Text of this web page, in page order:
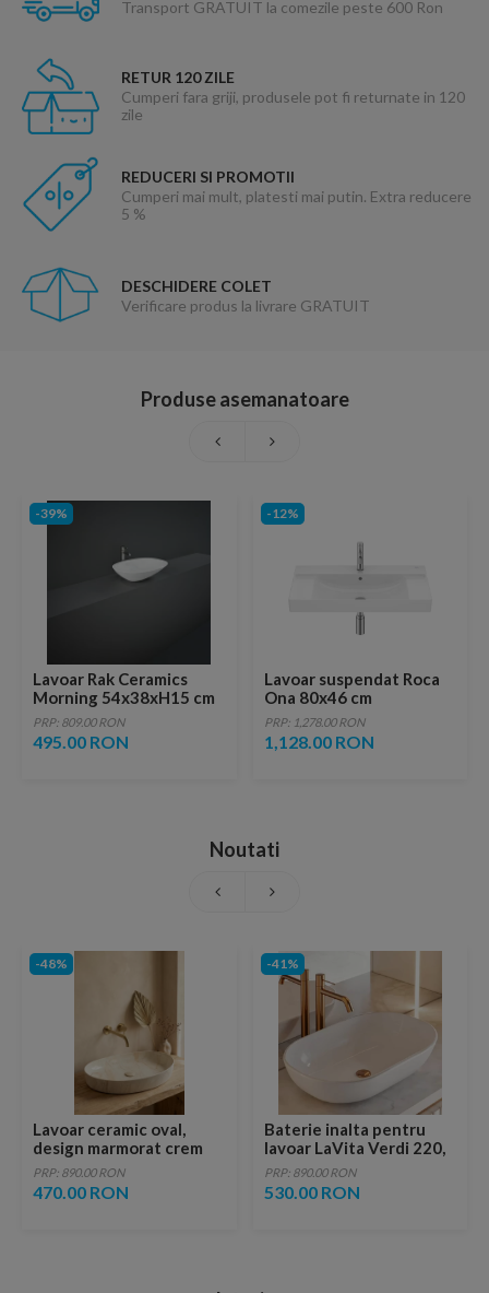
Transport GRATUIT la comezile peste 600 Ron
RETUR 120 ZILE
Cumperi fara griji, produsele pot fi returnate in 120
zile
REDUCERI SI PROMOTII
Cumperi mai mult, platesti mai putin. Extra reducere
5 %
DESCHIDERE COLET
Verificare produs la livrare GRATUIT
Produse asemanatoare
-39%
Lavoar Rak Ceramics
Morning 54x38xH15 cm
PRP: 809.00 RON
495.00 RON
-12%
Lavoar suspendat Roca
Ona 80x46 cm
Fineceramic alb lucios cu
polite laterale
PRP: 1,278.00 RON
1,128.00 RON
Noutati
-48%
Lavoar ceramic oval,
design marmorat crem
lucios cu vene aurii,
ventil inclus
PRP: 890.00 RON
470.00 RON
-41%
Baterie inalta pentru
lavoar LaVita Verdi 220,
fara ventil, brushed
copper
PRP: 890.00 RON
530.00 RON